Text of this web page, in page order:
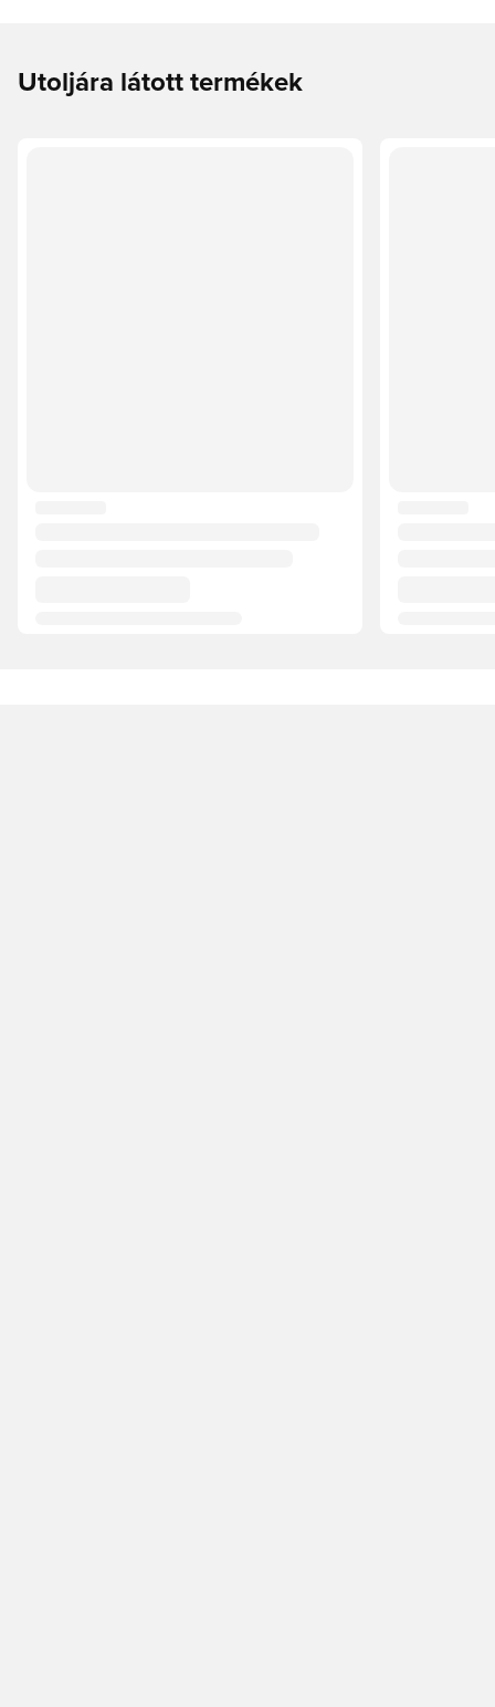
Utoljára látott termékek